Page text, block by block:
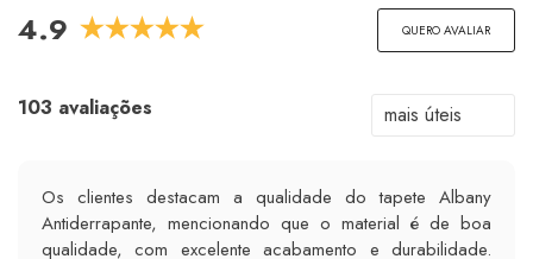
4.9 QUERO AVALIAR
103 avaliações
Os clientes destacam a qualidade do tapete Albany
Antiderrapante, mencionando que o material é de boa
qualidade, com excelente acabamento e durabilidade.